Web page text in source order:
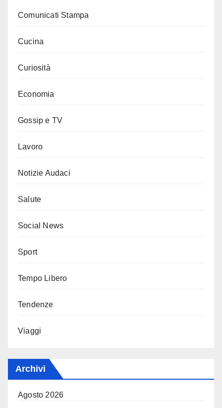
Comunicati Stampa
Cucina
Curiosità
Economia
Gossip e TV
Lavoro
Notizie Audaci
Salute
Social News
Sport
Tempo Libero
Tendenze
Viaggi
Archivi
Agosto 2026